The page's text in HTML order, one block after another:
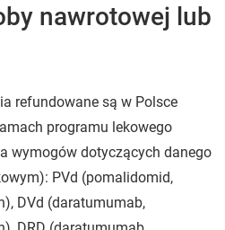
nawrotowej lub
refundowane są w Polsce
programu lekowego
wymogów dotyczących danego
PVd (pomalidomid,
DVd (daratumumab,